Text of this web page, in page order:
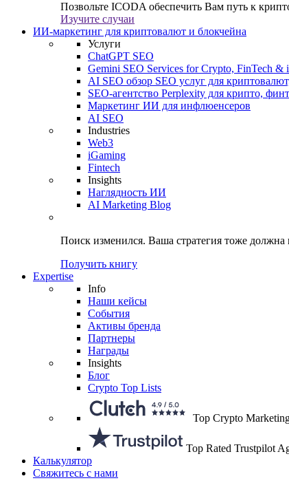
Позвольте ICODA обеспечить Вам путь к
Изучите случаи
ИИ-маркетинг для криптовалют и блокчейна
Услуги
ChatGPT SEO
Gemini SEO Services for Crypto, FinTech &
AI SEO обзор SEO услуг для
SEO-агентство Perplexity для крипто,
Маркетинг ИИ для инфлюенсеров
AI SEO
Industries
Web3
iGaming
Fintech
Insights
Наглядность ИИ
AI Marketing Blog
Поиск изменился. Ваша стратегия тоже должна
Получить книгу
Expertise
Info
Наши кейсы
События
Активы бренда
Партнеры
Награды
Insights
Блог
Crypto Top Lists
Top Crypto
Top Rated Trustpilot
Калькулятор
Свяжитесь с нами